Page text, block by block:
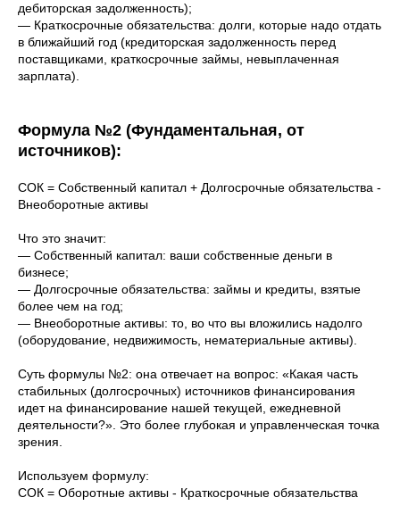
дебиторская задолженность);
— Краткосрочные обязательства: долги, которые надо отдать
в ближайший год (кредиторская задолженность перед
поставщиками, краткосрочные займы, невыплаченная
зарплата).
Формула №2 (Фундаментальная, от
источников):
СОК = Собственный капитал + Долгосрочные обязательства -
Внеоборотные активы
Что это значит:
— Собственный капитал: ваши собственные деньги в
бизнесе;
— Долгосрочные обязательства: займы и кредиты, взятые
более чем на год;
— Внеоборотные активы: то, во что вы вложились надолго
(оборудование, недвижимость, нематериальные активы).
Суть формулы №2: она отвечает на вопрос: «Какая часть
стабильных (долгосрочных) источников финансирования
идет на финансирование нашей текущей, ежедневной
деятельности?». Это более глубокая и управленческая точка
зрения.
Используем формулу:
СОК = Оборотные активы - Краткосрочные обязательства